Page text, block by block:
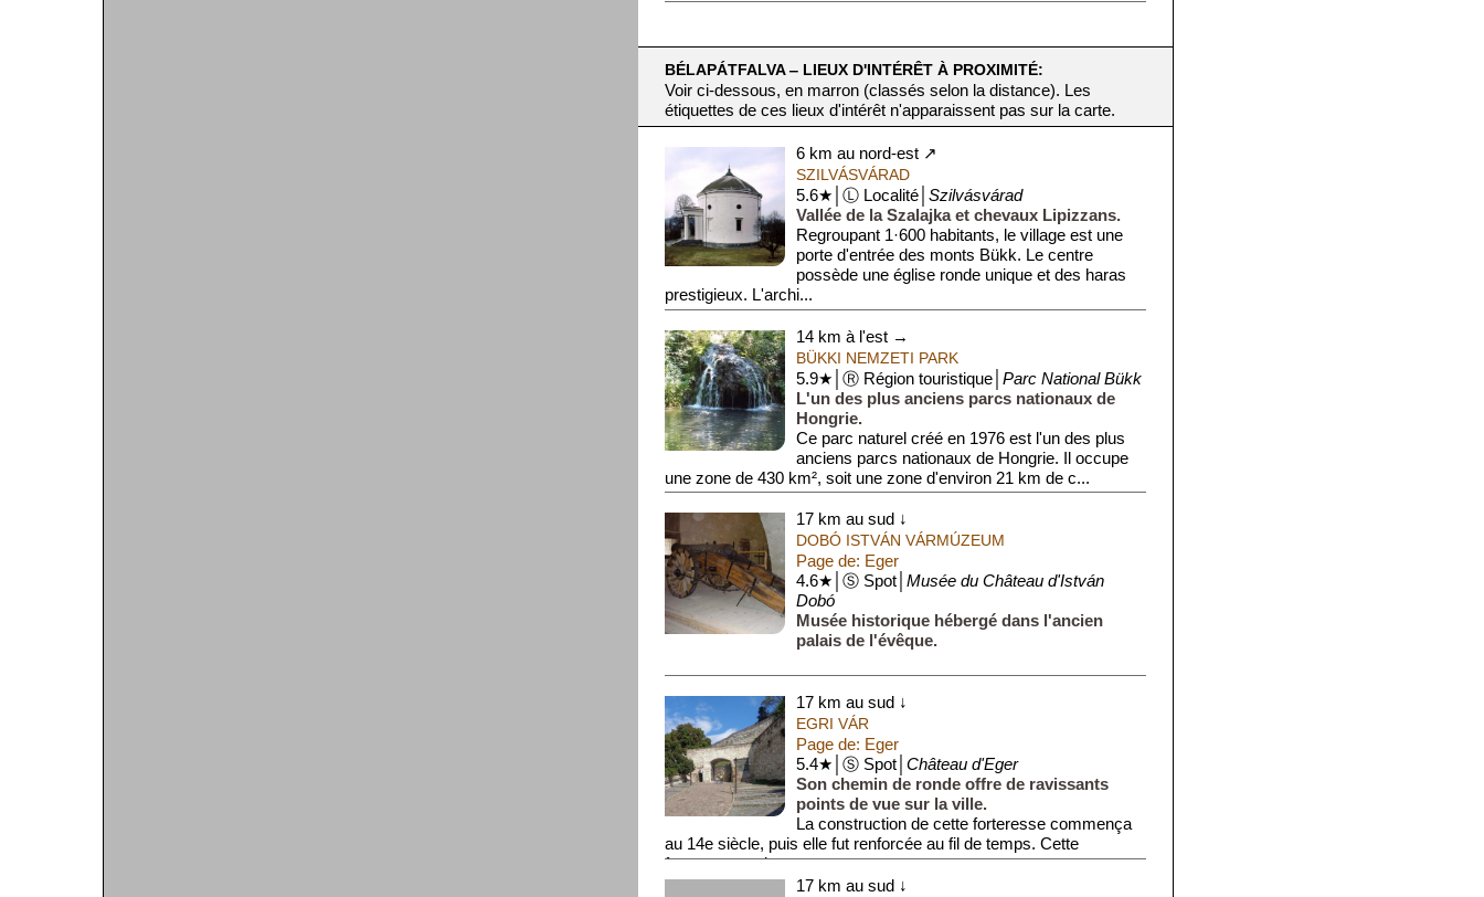
BÉLAPÁTFALVA ‒ LIEUX D'INTÉRÊT À PROXIMITÉ:
Voir ci-dessous, en marron (classés selon la distance). Les
étiquettes de ces lieux d'intérêt n'apparaissent pas sur la carte.
6 km au nord-est ↗
SZILVÁSVÁRAD
5.6★│Ⓛ Localité│ Szilvásvárad
Vallée de la Szalajka et chevaux Lipizzans.
Regroupant 1·600 habitants, le village est une
porte d'entrée des monts Bükk. Le centre
possède une église ronde unique et des haras
prestigieux. L'archi...
14 km à l'est →
BÜKKI NEMZETI PARK
5.9★│Ⓡ Région touristique│ Parc National Bükk
L'un des plus anciens parcs nationaux de
Hongrie.
Ce parc naturel créé en 1976 est l'un des plus
anciens parcs nationaux de Hongrie. Il occupe
une zone de 430 km², soit une zone d'environ 21 km de c...
17 km au sud ↓
DOBÓ ISTVÁN VÁRMÚZEUM
Page de: Eger
4.6★│Ⓢ Spot│ Musée du Château d'István
Dobó
Musée historique hébergé dans l'ancien
palais de l'évêque.
17 km au sud ↓
EGRI VÁR
Page de: Eger
5.4★│Ⓢ Spot│ Château d'Eger
Son chemin de ronde offre de ravissants
points de vue sur la ville.
La construction de cette forteresse commença
au 14e siècle, puis elle fut renforcée au fil de temps. Cette
forteresse, qui occupe ...
17 km au sud ↓